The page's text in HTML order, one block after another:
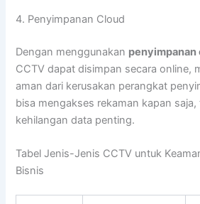
4. Penyimpanan Cloud
Dengan menggunakan penyimpanan
CCTV dapat disimpan secara online,
aman dari kerusakan perangkat
bisa mengakses rekaman kapan
kehilangan data penting.
Tabel Jenis-Jenis CCTV untuk
Bisnis